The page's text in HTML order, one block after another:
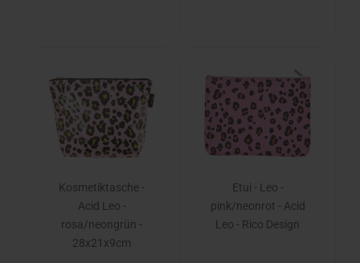
Kosmetiktasche -
Acid Leo -
rosa/neongrün -
28x21x9cm
Etui - Leo -
pink/neonrot - Acid
Leo - Rico Design